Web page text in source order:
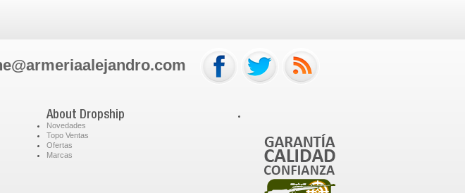
About Dropship
Novedades
Topo Ventas
Ofertas
Marcas